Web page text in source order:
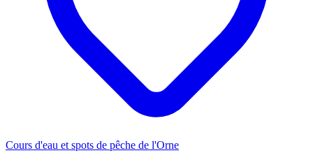
Cours d'eau et spots de pêche de l'Orne